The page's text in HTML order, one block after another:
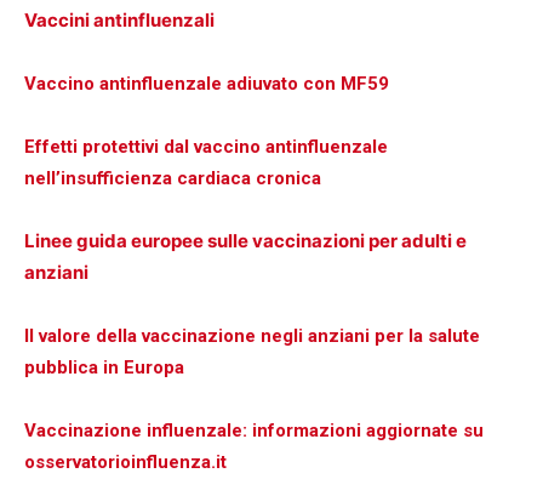
Vaccini antinfluenzali
Vaccino antinfluenzale adiuvato con MF59
Effetti protettivi dal vaccino antinfluenzale
nell’insufficienza cardiaca cronica
Linee guida europee sulle vaccinazioni per adulti e
anziani
Il valore della vaccinazione negli anziani per la salute
pubblica in Europa
Vaccinazione influenzale: informazioni aggiornate su
osservatorioinfluenza.it